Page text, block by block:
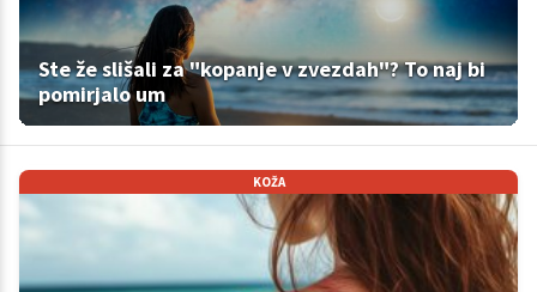
Ste že slišali za "kopanje v zvezdah"? To naj bi
pomirjalo um
KOŽA